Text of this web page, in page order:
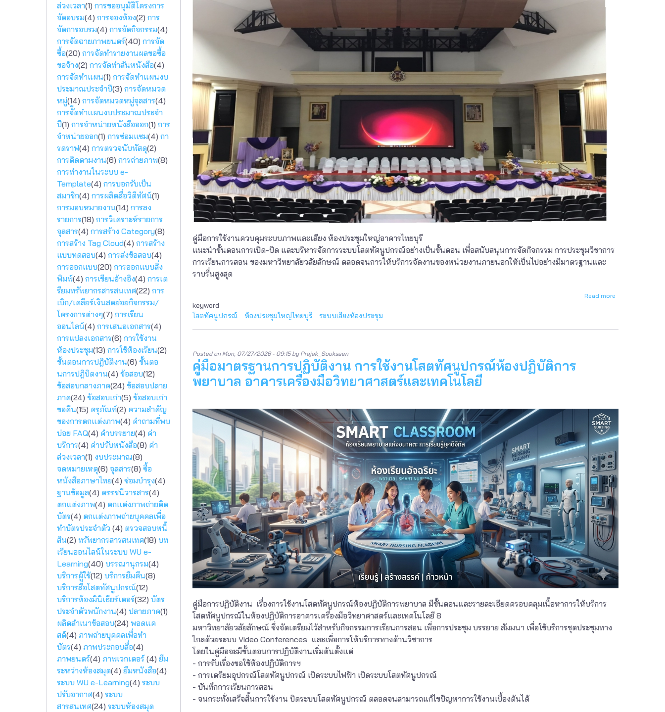
ล่วงเวลา(1) การขออนุมัติโครงการ
จัดอบรม(4) การจองห้อง(2) การ
จัดการอบรม(4) การจัดกิจกรรม(4)
การจัดฉายภาพยนตร์(40) การจัด
ซื้อ(20) การจัดทำรายงานผลขอซื้อ
ขอจ้าง(2) การจัดทำสันหนังสือ(4)
การจัดทำแผน(1) การจัดทำแผนงบ
ประมาณประจำปี(3) การจัดหมวด
หมู่(14) การจัดหมวดหมู่จุลสาร(4)
การจัีดทำแผนงบประมาณประจำ
ปี(1) การจำหน่ายหนังสือออก(1) การ
จำหน่ายออก(1) การซ่อมแซม(4) กา
รดราฟ(4) การตรวจนับพัสดุ(2)
การติดตามงาน(6) การถ่ายภาพ(8)
การทำงานในระบบ e-
Template(4) การบอกรับเป็น
สมาชิก(4) การผลิตสื่อวิดีทัศน์(1)
การมอบหมายงาน(14) การลง
รายการ(18) การวิเคราะห์รายการ
จุลสาร(4) การสร้าง Category(8)
การสร้าง Tag Cloud(4) การสร้าง
แบบทดสอบ(4) การส่งข้อสอบ(4)
การออกแบบ(20) การออกแบบสิ่ง
พิมพ์(4) การเขียนอ้างอิง(4) การเต
รียมทรัพยากรสารสนเทศ(22) การ
เบิก/เคลียร์เงินสดย่อยกิจกรรม/
โครงการต่างๆ(7) การเรียน
ออนไลน์(4) การเสนอเอกสาร(4)
การแปลงเอกสาร(6) การใช้งาน
ห้องประชุม(13) การใช้ห้องเรียน(2)
ขั้นตอนการปฎิบัติงาน(6) ขั้นตอ
นการปฎิบิตงาน(4) ข้อสอบ(12)
ข้อสอบกลางภาค(24) ข้อสอบปลาย
ภาค(24) ข้อสอบเก่า(5) ข้อสอบเก่า
ขอคืน(15) ครุภัณฑ์(2) ความสำคัญ
ของการตกแต่งภาพ(4) คำถามที่พบ
บ่อย FAQ(4) คำบรรยาย(4) ค่า
บริการ(4) ค่าปรับหนังสือ(8) ค่า
ล่วงเวลา(1) งบประมาณ(8)
จดหมายเหตุ(6) จุลสาร(8) ซื้อ
หนังสือภาษาไทย(4) ซ่อมบำรุง(4)
ฐานข้อมูล(4) ดรรชนีวารสาร(4)
ตกแต่งภาพ(4) ตกแต่งภาพถ่ายติด
บัตร(4) ตกแต่งภาพถ่ายบุคคลเพื่อ
ทำบัตรประจำตัว (4) ตรวจสอบหนี้
สิน(2) ทรัพยากรสารสนเทศ(18) บท
เรียนออนไลน์ในระบบ WU e-
Learning(40) บรรณานุกรม(4)
บริการผู้ใช้(12) บริการยืมคืน(8)
บริการสื่อโสตทัศนูปกรณ์(12)
บริการห้องมินิเธียร์เตอร์(32) บัตร
ประจำตัวพนักงาน(4) ปลายภาค(1)
ผลิตสำเนาข้อสอบ(24) พอดแค
สต์(4) ภาพถ่ายบุคคลเพื่อทำ
บัตร(4) ภาพประกอบสื่อ(4)
ภาพยนตร์(4) ภาพเวกเตอร์(4) ยืม
ระหว่างห้องสมุด(4) ยืมหนังสือ(4)
ระบบ WU e-Learning(4) ระบบ
ปรับอากาศ(4) ระบบ
สารสนเทศ(24) ระบบห้องสมุด
คู่มือการใช้งานควบคุมระบบภาพและเสียง ห้องประชุมใหญ่อาคารไทยบุรี
แนะนำขั้นตอนการเปิด-ปิด และบริหารจัดการระบบโสตทัศนูปกรณ์อย่างเป็นขั้นตอน เพื่อสนับสนุนการจัดกิจกรรม การประชุมวิชาการ
การเรียนการสอน ของมหาวิทยาลัยวลัยลักษณ์ ตลอดจนการให้บริการจัดงานของหน่วยงานภายนอกให้เป็นไปอย่างมีมาตรฐานและ
ราบรื่นสูงสุด
Read more
ระบบ
keyword
โสตทัศนูปกรณ์
ห้องประชุมใหญ่ไทยบุรี ระบบเสียงห้องประชุม
Posted on Mon, 07/27/2026 - 09:15by Prajak_Sooksaen
คู่มือมาตรฐานการปฏิบัติงาน การใช้งานโสตทัศนูปกรณ์ห้องปฏิบัติการ
พยาบาล อาคารเครื่องมือวิทยาศาสตร์และเทคโนโลยี
คู่มือการปฏิบัติงาน เรื่องการใช้งานโสตทัศนูปกรณ์ห้องปฏิบัติการพยาบาล มีขั้นตอนและรายละเอียดครอบคลุมเนื้อหาการให้บริการ
โสตทัศนูปกรณ์ในห้องปฏิบัติการอาคารเครื่องมือวิทยาศาสตร์และเทคโนโลยี 8
มหาวิทยาลัยวลัยลักษณ์ ซึ่งจัดเตรียมไว้สำหรับกิจกรรมการเรียนการสอน เพื่อการประชุม บรรยาย สัมมนา เพื่อใช้บริการชุดประชุมทาง
ไกลด้วยระบบ Video Conferences และเพื่อการให้บริการทางด้านวิชาการ
โดยในคู่มือจะมีขั้นตอนการปฏิบัติงานเริ่มต้นตั้งแต่
- การรับเรื่องขอใช้ห้องปฏิบัติการฯ
- การเตรียมอุปกรณ์โสตทัศนูปกรณ์ เปิดระบบไฟฟ้า เปิดระบบโสตทัศนูปกรณ์
- บันทึกการเรียนการสอน
- จนกระทั่งเสร็จสิ้นการใช้งาน ปิดระบบโสตทัศนูปกรณ์ ตลอดจนสามารถแก้ไขปัญหาการใช้งานเบื้องต้นได้